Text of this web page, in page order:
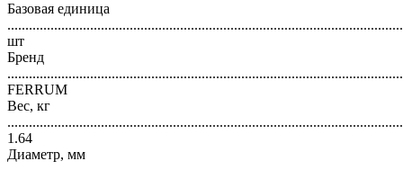
Базовая единица
шт
Бренд
FERRUM
Вес, кг
1.64
Диаметр, мм